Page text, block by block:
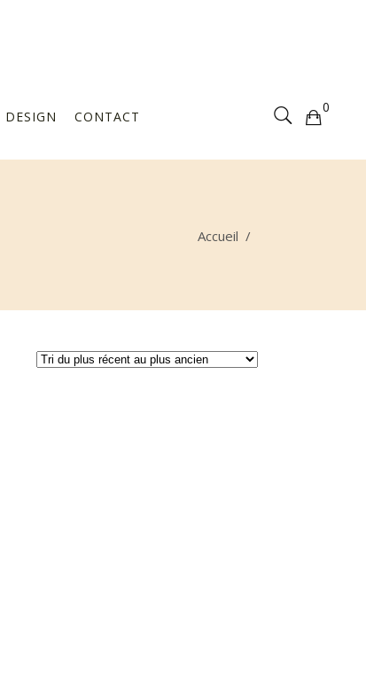
DESIGN CONTACT
0
Votre sélection est vide
Accueil /